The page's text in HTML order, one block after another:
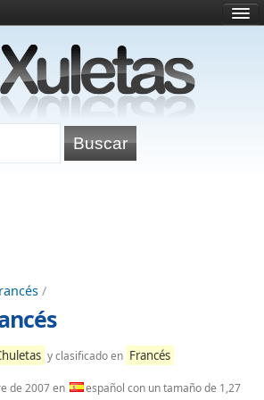
/
y clasificado en Francés
de 2007en español con un tamaño de 1,27